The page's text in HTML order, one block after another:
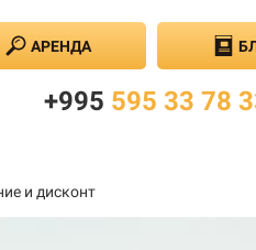
АРЕНДА
+995 595 33 78
и дисконт